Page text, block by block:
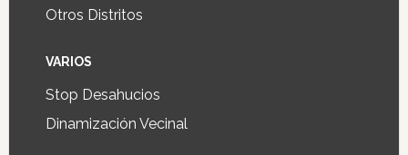
Otros Distritos
VARIOS
Stop Desahucios
Dinamización Vecinal